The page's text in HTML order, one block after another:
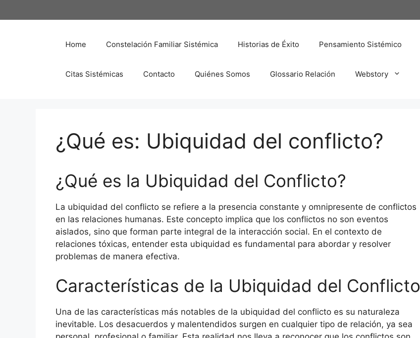
al
Home Constelación Familiar Sistémica Historias de Éxito Pensamiento Sistémico
Citas Sistémicas Contacto Quiénes Somos Glossario Relación Webstory
¿Qué es: Ubiquidad del conflicto?
¿Qué es la Ubiquidad del Conflicto?
La ubiquidad del conflicto se refiere a la presencia constante y omnipresente de conflictos
en las relaciones humanas. Este concepto implica que los conflictos no son eventos
aislados, sino que forman parte integral de la interacción social. En el contexto de
relaciones tóxicas, entender esta ubiquidad es fundamental para abordar y resolver
problemas de manera efectiva.
Características de la Ubiquidad del Conflicto
Una de las características más notables de la ubiquidad del conflicto es su naturaleza
inevitable. Los desacuerdos y malentendidos surgen en cualquier tipo de relación, ya sea